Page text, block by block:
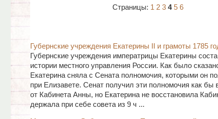
Страницы: 1 2 3 4 5 6
Губернские учреждения Екатерины II и грамоты 1785
Губернские учреждения императрицы Екатерины
истории местного управления России. Как было
Екатерина сняла с Сената полномочия, которыми он
при Елизавете. Сенат получил эти полномочия как бы
от Кабинета Анны, но Екатерина не восстановила
держала при себе совета из 9 ч ...